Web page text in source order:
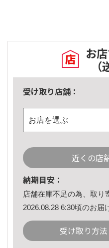
お
受け取り店舗：
お店を選ぶ
近くの店
納期目安：
店舗在庫不足の為、取り
2026.08.28 6:30頃のお届
受け取り方